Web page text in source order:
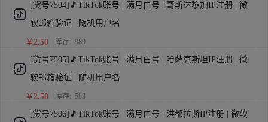
[货号7504]🎵TikTok账号 | 满月白号 | 哥斯达黎加IP注册 | 微
软邮箱验证 | 随机用户名
￥2.50 库存: 989
[货号7505]🎵TikTok账号 | 满月白号 | 哈萨克斯坦IP注册 | 微
软邮箱验证 | 随机用户名
￥2.50 库存: 583
[货号7506]🎵TikTok账号 | 满月白号 | 洪都拉斯IP注册 | 微软